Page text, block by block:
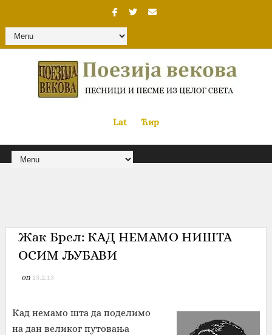
Lat« Ћир
Жак Брел‎: КАД НЕМАМО НИШТА
ОСИМ ЉУБАВИ
on 13.2.13
Кад немамо шта да поделимо
на дан великог путовања